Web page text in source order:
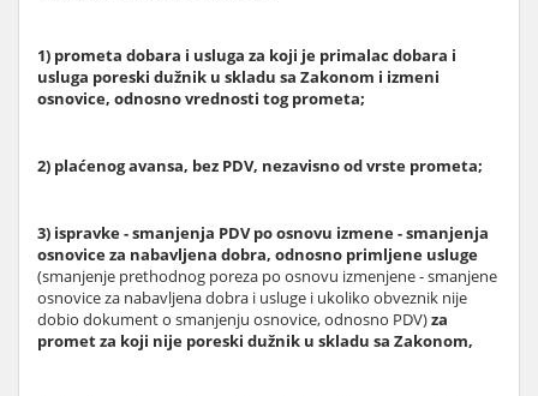
1) prometa dobara i usluga za koji je primalac dobara i
usluga poreski dužnik u skladu sa Zakonom i izmeni
osnovice, odnosno vrednosti tog prometa;
2) plaćenog avansa, bez PDV, nezavisno od vrste prometa;
3) ispravke - smanjenja PDV po osnovu izmene - smanjenja
osnovice za nabavljena dobra, odnosno primljene usluge
(smanjenje prethodnog poreza po osnovu izmenjene - smanjene
osnovice za nabavljena dobra i usluge i ukoliko obveznik nije
dobio dokument o smanjenju osnovice, odnosno PDV)za
promet za koji nije poreski dužnik u skladu sa Zakonom,